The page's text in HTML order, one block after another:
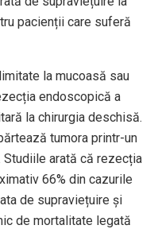
pacienții care suferă
la mucoasă sau
endoscopică a
la chirurgia deschisă.
tumora printr-un
arată că rezecția
66% din cazurile
de supraviețuire și
de mortalitate legată